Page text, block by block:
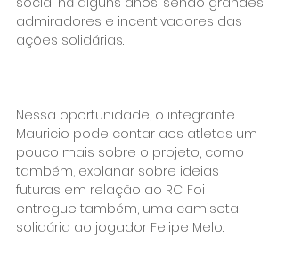
admiradores e incentivadores das
ações solidárias.
Nessa oportunidade, o integrante
Mauricio pode contar aos atletas um
pouco mais sobre o projeto, como
também, explanar sobre ideias
futuras em relação ao RC. Foi
entregue também, uma camiseta
solidária ao jogador Felipe Melo.